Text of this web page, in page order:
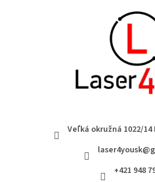
Veľká okružná 1022/14
+421 948